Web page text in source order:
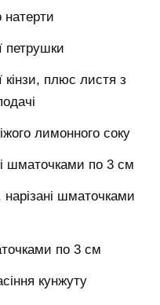
натерти
петрушки
кінзи, плюс листя з
лимонного соку
шматочками по 3 см
нарізані шматочками
по 3 см
кунжуту